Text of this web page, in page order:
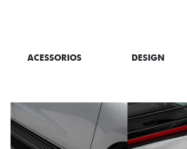
ACESSORIOS DESIGN